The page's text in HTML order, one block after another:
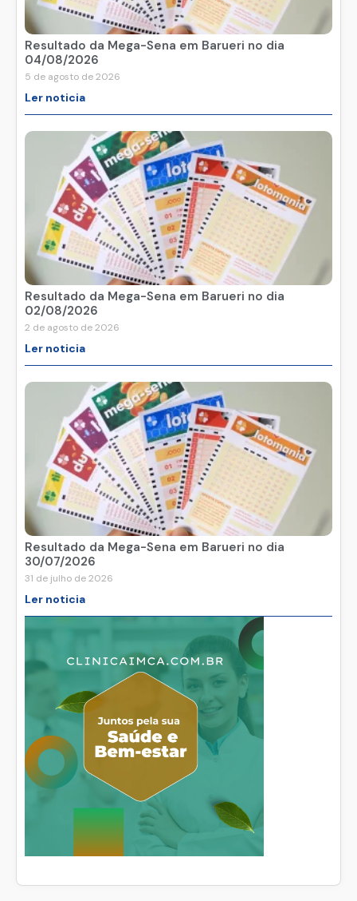
Resultado da Mega-Sena em Barueri no dia
04/08/2026
5 de agosto de 2026
Ler noticia
Resultado da Mega-Sena em Barueri no dia
02/08/2026
2 de agosto de 2026
Ler noticia
Resultado da Mega-Sena em Barueri no dia
30/07/2026
Ler noticia